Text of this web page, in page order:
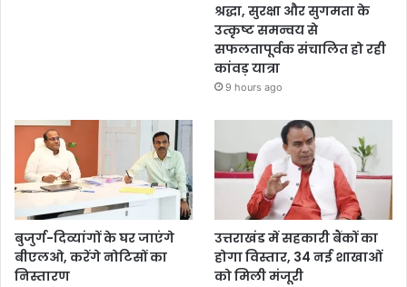
श्रद्धा, सुरक्षा और सुगमता के
उत्कृष्ट समन्वय से
सफलतापूर्वक संचालित हो रही
कांवड़ यात्रा
9 hours ago
बुजुर्ग-दिव्यांगों के घर जाएंगे
बीएलओ, करेंगे नोटिसों का
निस्तारण
उत्तराखंड में सहकारी बैंकों का
होगा विस्तार, 34 नई शाखाओं
को मिली मंजूरी